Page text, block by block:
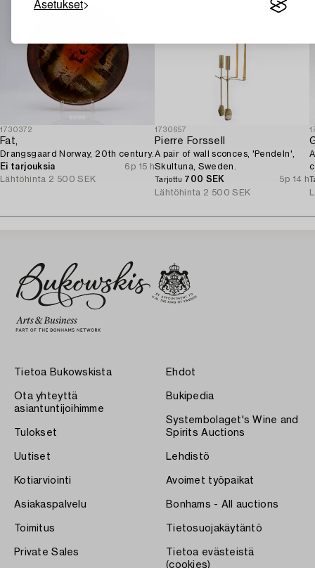
Asetukset
1730372
Fat,
Drangsgaard Norway, 20th century.
Ei tarjouksia
6p 15 h
Lähtöhinta 2 500 SEK
1730657
Pierre Forssell
A pair of wall sconces, 'Pendeln',
Skultuna, Sweden.
Tarjottu 700 SEK
5p 14 h
Lähtöhinta 2 500 SEK
Tietoa Bukowskista
Ota yhteyttä
asiantuntijoihimme
Tulokset
Uutiset
Kotiarviointi
Asiakaspalvelu
Toimitus
Private Sales
Ehdot
Bukipedia
Systembolaget's Wine and
Spirits Auctions
Lehdistö
Avoimet työpaikat
Bonhams - All auctions
Tietosuojakäytäntö
Tietoa evästeistä
(cookies)